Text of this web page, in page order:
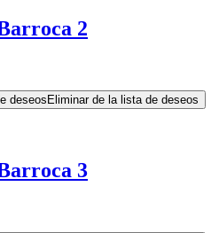
2
deseos Eliminar de la lista de deseos
3